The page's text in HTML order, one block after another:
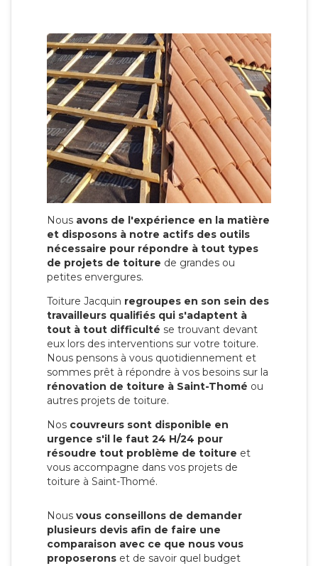
Nous avons de l'expérience en la matière
et disposons à notre actifs des outils
nécessaire pour répondre à tout types
de projets de toiture de grandes ou
petites envergures.
Toiture Jacquin regroupes en son sein des
travailleurs qualifiés qui s'adaptent à
tout à tout difficulté se trouvant devant
eux lors des interventions sur votre toiture.
Nous pensons à vous quotidiennement et
sommes prêt à répondre à vos besoins sur la
rénovation de toiture à Saint-Thomé ou
autres projets de toiture.
Nos couvreurs sont disponible en
urgence s'il le faut 24 H/24 pour
résoudre tout problème de toiture et
vous accompagne dans vos projets de
toiture à Saint-Thomé.
Nous vous conseillons de demander
plusieurs devis afin de faire une
comparaison avec ce que nous vous
proposerons et de savoir quel budget